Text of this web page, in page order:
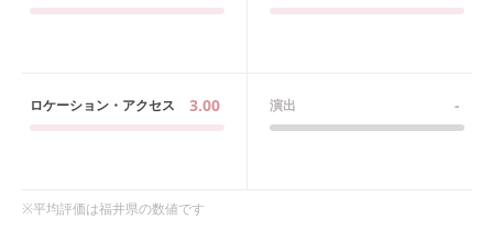
ロケーション・アクセス 3.00 演出 -
※平均評価は福井県の数値です